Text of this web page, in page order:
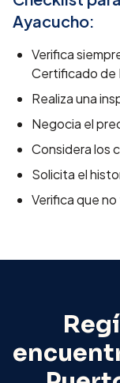
Ayacucho:
Verifica
Certificado de
Realiza una
Negocia el
Considera los
Solicita el
Verifica que